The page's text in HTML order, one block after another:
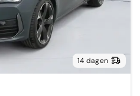
14 dagen